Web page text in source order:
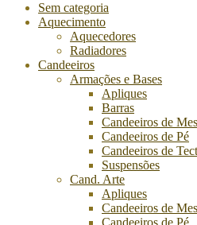
Sem categoria
Aquecimento
Aquecedores
Radiadores
Candeeiros
Armações e Bases
Apliques
Barras
Candeeiros de
Candeeiros de Pé
Candeeiros de
Suspensões
Cand. Arte
Apliques
Candeeiros de
Candeeiros de Pé